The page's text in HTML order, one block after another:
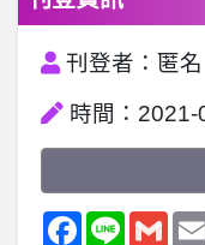
刊登者：匿名
時間：
Facebook
Line